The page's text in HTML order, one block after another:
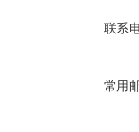
联系
常用